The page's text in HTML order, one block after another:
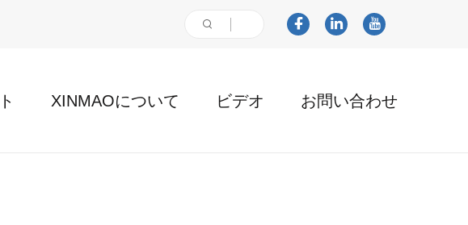
XINMAOについて ビデオ お問い合わせ